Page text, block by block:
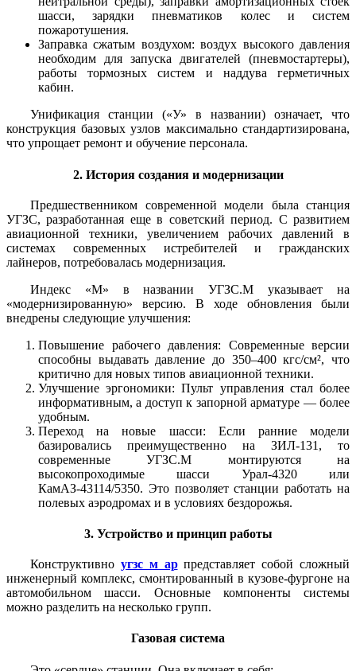
шасси, зарядки пневматиков колес и систем
пожаротушения.
Заправка сжатым воздухом: воздух высокого давления
необходим для запуска двигателей (пневмостартеры),
работы тормозных систем и наддува герметичных
кабин.
Унификация станции («У» в названии) означает, что
конструкция базовых узлов максимально стандартизирована,
что упрощает ремонт и обучение персонала.
2. История создания и модернизации
Предшественником современной модели была станция
УГЗС, разработанная еще в советский период. С развитием
авиационной техники, увеличением рабочих давлений в
системах современных истребителей и гражданских
лайнеров, потребовалась модернизация.
Индекс «М» в названии УГЗС.М указывает на
«модернизированную» версию. В ходе обновления были
внедрены следующие улучшения:
Повышение рабочего давления: Современные версии
способны выдавать давление до 350–400 кгс/см², что
критично для новых типов авиационной техники.
Улучшение эргономики: Пульт управления стал более
информативным, а доступ к запорной арматуре — более
удобным.
Переход на новые шасси: Если ранние модели
базировались преимущественно на ЗИЛ-131, то
современные УГЗС.М монтируются на
высокопроходимые шасси Урал-4320 или
КамАЗ-43114/5350. Это позволяет станции работать на
полевых аэродромах и в условиях бездорожья.
3. Устройство и принцип работы
Конструктивно угзс м арпредставляет собой сложный
инженерный комплекс, смонтированный в кузове-фургоне на
автомобильном шасси. Основные компоненты системы
можно разделить на несколько групп.
Газовая система